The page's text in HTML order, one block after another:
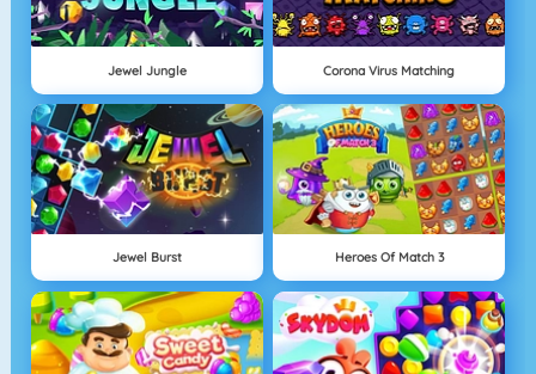
Jewel Jungle Corona Virus Matching
Jewel Burst Heroes Of Match 3